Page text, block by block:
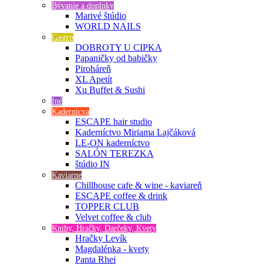
Bývanie a doplnky
Marivé štúdio
WORLD NAILS
Gastro
DOBROTY U CIPKA
Papaničky od babičky
Piroháreň
XL Apetít
Xu Buffet & Sushi
Iné
Kadernícva
ESCAPE hair studio
Kaderníctvo Miriama Lajčáková
LE-ON kaderníctvo
SALÓN TEREZKA
štúdio IN
Kaviarne
Chillhouse cafe & wine - kaviareň
ESCAPE coffee & drink
TOPPER CLUB
Velvet coffee & club
Knihy, Hračky, Darčeky, Kvety
Hračky Levík
Magdalénka - kvety
Panta Rhei